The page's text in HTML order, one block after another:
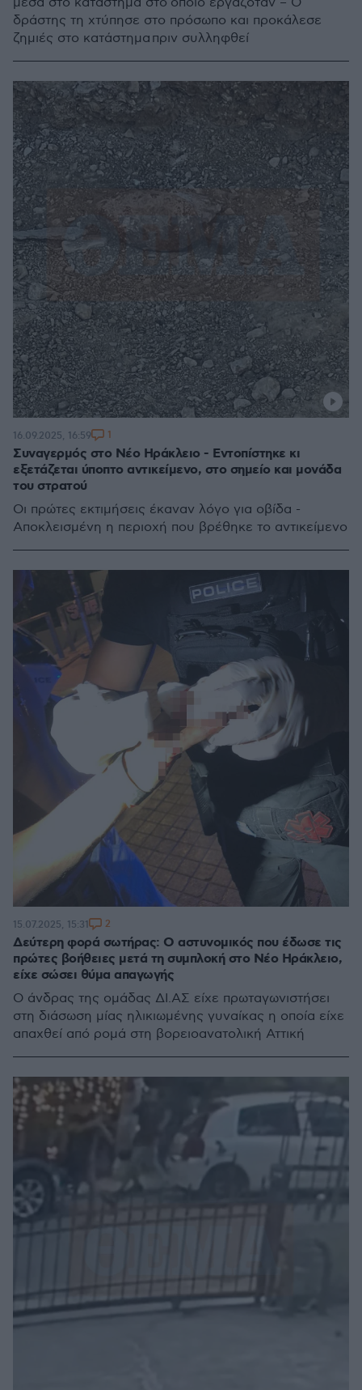
δράστης τη χτύπησε στο πρόσωπο και προκάλεσε
ζημιές στο κατάστημα πριν συλληφθεί
Συναγερμός στο Νέο Ηράκλειο - Εντοπίστηκε κι
εξετάζεται ύποπτο αντικείμενο, στο σημείο και μονάδα
του στρατού
Οι πρώτες εκτιμήσεις έκαναν λόγο για οβίδα -
Αποκλεισμένη η περιοχή που βρέθηκε το αντικείμενο
16.09.2025, 16:59 1
Δεύτερη φορά σωτήρας: Ο αστυνομικός που έδωσε τις
πρώτες βοήθειες μετά τη συμπλοκή στο Νέο Ηράκλειο,
είχε σώσει θύμα απαγωγής
Ο άνδρας της ομάδας ΔΙ.ΑΣ είχε πρωταγωνιστήσει
στη διάσωση μίας ηλικιωμένης γυναίκας η οποία είχε
απαχθεί από ρομά στη βορειοανατολική Αττική
15.07.2025, 15:31 2